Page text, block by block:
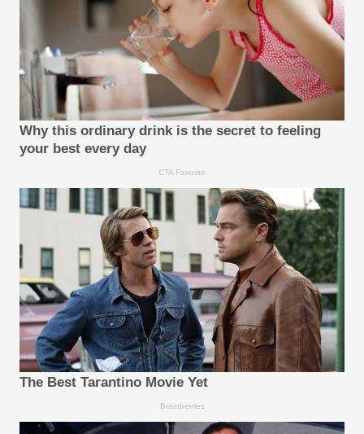
Why this ordinary drink is the secret to feeling
your best every day
CTA Favorite
The Best Tarantino Movie Yet
Brainberries